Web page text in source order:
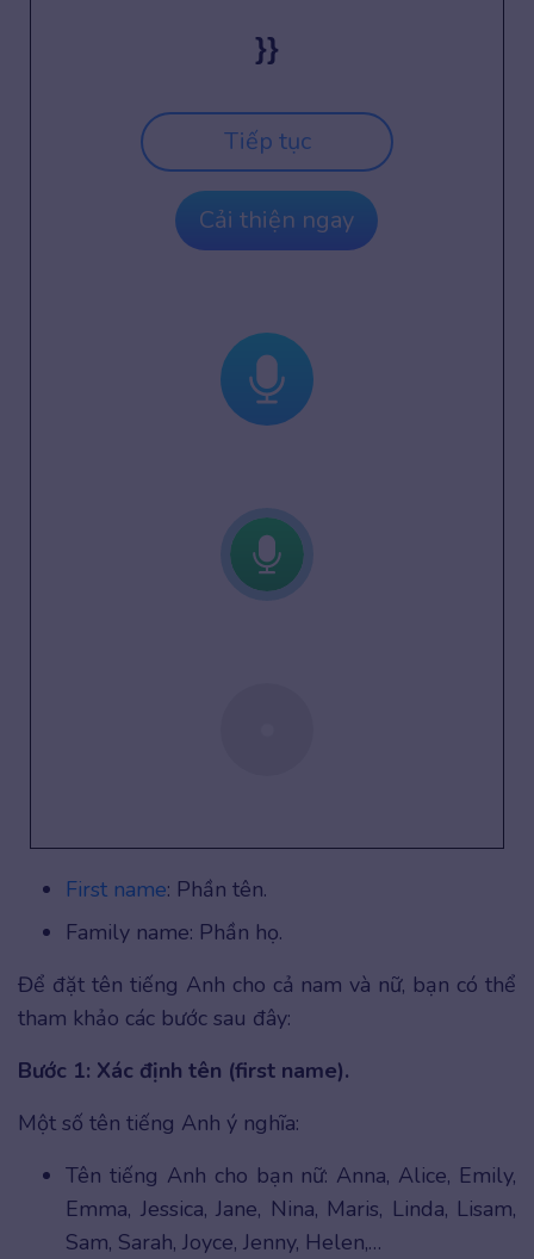
}}
Tiếp tục
Cải thiện ngay
First name: Phần tên.
Family name: Phần họ.
Để đặt tên tiếng Anh cho cả nam và nữ, bạn có thể
tham khảo các bước sau đây:
Bước 1: Xác định tên (first name).
Một số tên tiếng Anh ý nghĩa:
Tên tiếng Anh cho bạn nữ: Anna, Alice, Emily,
Emma, Jessica, Jane, Nina, Maris, Linda, Lisam,
Sam, Sarah, Joyce, Jenny, Helen,…